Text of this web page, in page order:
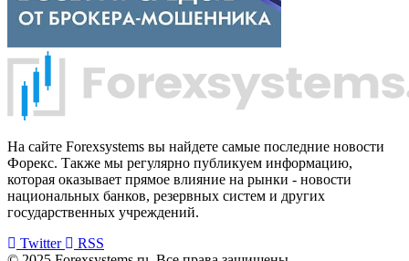
На сайте Forexsystems вы найдете самые последние новости
Форекс. Также мы регулярно публикуем информацию,
которая оказывает прямое влияние на рынки - новости
национальных банков, резервных систем и других
государственных учреждений.
Twitter
RSS